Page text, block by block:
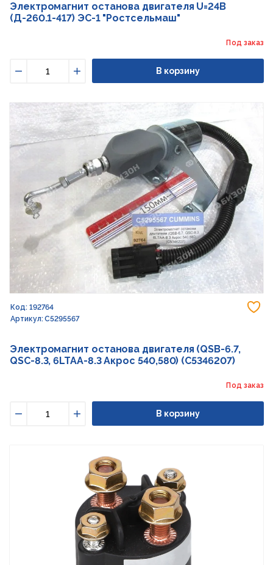
Электромагнит останова двигателя U=24В
(Д-260.1-417) ЭС-1 "Ростсельмаш"
Под заказ
Увеличить
В корзину
Код: 192764
Артикул: С5295567
Электромагнит останова двигателя (QSB-6.7,
QSC-8.3, 6LTAA-8.3 Акрос 540,580) (C5346207)
Под заказ
Увеличить
В корзину